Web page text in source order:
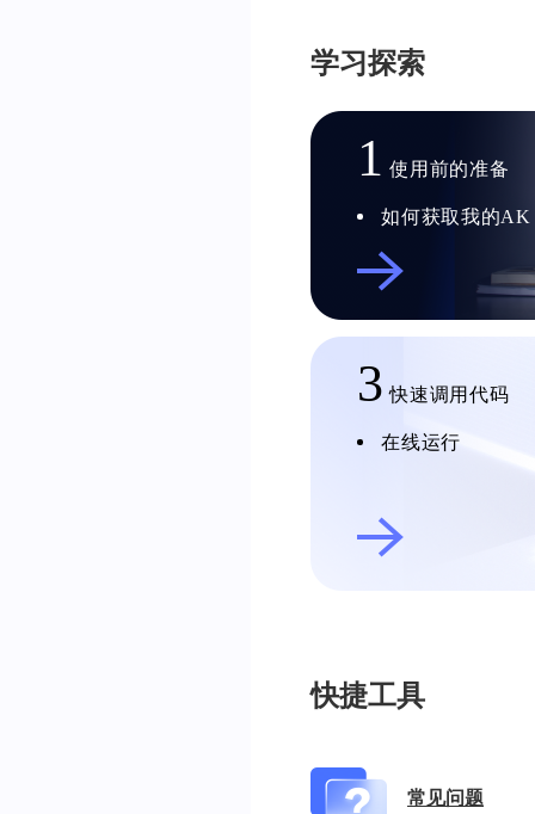
学习探索
1 使用前的准备
如何获取我的AK
3 快速调用代码
在线运行
快捷工具
常见问题